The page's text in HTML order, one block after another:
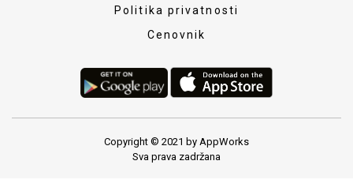
Politika privatnosti
Cenovnik
Copyright © 2021 by AppWorks
Sva prava zadržana